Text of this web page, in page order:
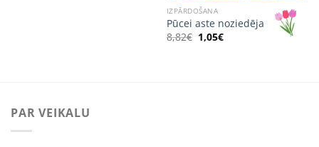
IZPĀRDOŠANA
Pūcei aste noziedēja
8,82€ Original
price
1,05€Current
price
PAR VEIKALU